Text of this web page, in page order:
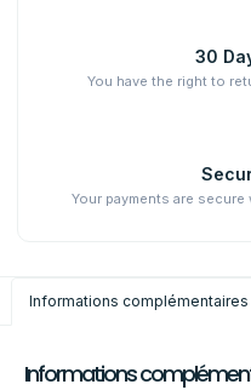
30
You have the right to
Your payments are
Informations complémentaires
Informations